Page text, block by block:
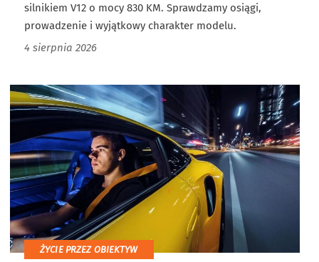
silnikiem V12 o mocy 830 KM. Sprawdzamy osiągi,
prowadzenie i wyjątkowy charakter modelu.
4 sierpnia 2026
ŻYCIE PRZEZ OBIEKTYW